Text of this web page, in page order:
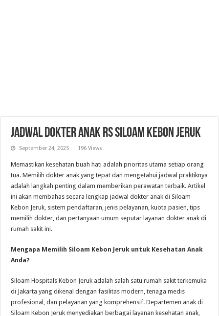
Jadwal Dokter Anak RS Siloam Kebon Jeruk
September 24, 2025 196 Views
Memastikan kesehatan buah hati adalah prioritas utama setiap orang
tua. Memilih dokter anak yang tepat dan mengetahui jadwal praktiknya
adalah langkah penting dalam memberikan perawatan terbaik. Artikel
ini akan membahas secara lengkap jadwal dokter anak di Siloam
Kebon Jeruk, sistem pendaftaran, jenis pelayanan, kuota pasien, tips
memilih dokter, dan pertanyaan umum seputar layanan dokter anak di
rumah sakit ini.
Mengapa Memilih Siloam Kebon Jeruk untuk Kesehatan Anak
Anda?
Siloam Hospitals Kebon Jeruk adalah salah satu rumah sakit terkemuka
di Jakarta yang dikenal dengan fasilitas modern, tenaga medis
profesional, dan pelayanan yang komprehensif. Departemen anak di
Siloam Kebon Jeruk menyediakan berbagai layanan kesehatan anak,